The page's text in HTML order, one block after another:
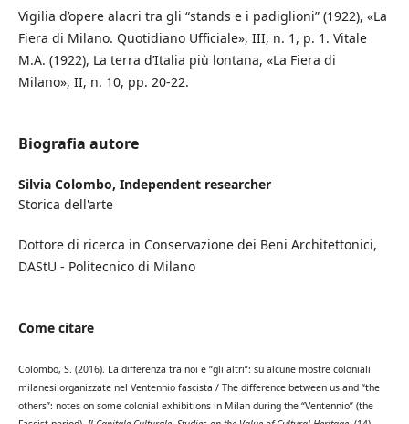
Vigilia d’opere alacri tra gli “stands e i padiglioni” (1922), «La
Fiera di Milano. Quotidiano Ufficiale», III, n. 1, p. 1. Vitale
M.A. (1922), La terra d’Italia più lontana, «La Fiera di
Milano», II, n. 10, pp. 20-22.
Biografia autore
Silvia Colombo, Independent researcher
Storica dell'arte
Dottore di ricerca in Conservazione dei Beni Architettonici,
DAStU - Politecnico di Milano
Come citare
Colombo, S. (2016). La differenza tra noi e “gli altri”: su alcune mostre coloniali
milanesi organizzate nel Ventennio fascista / The difference between us and “the
others”: notes on some colonial exhibitions in Milan during the “Ventennio” (the